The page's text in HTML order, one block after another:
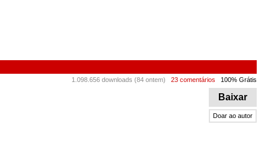
1.098.656 downloads (84 ontem) 23 comentários 100% Grátis
Baixar
Doar ao autor